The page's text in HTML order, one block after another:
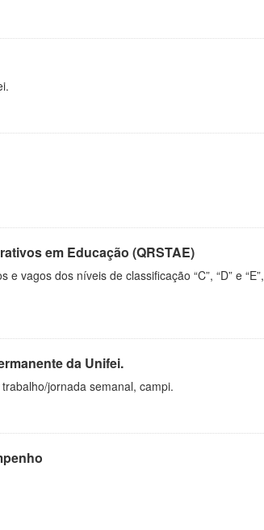
em Educação (QRSTAE)
vagos dos níveis de classificação “C”, “D” e “E”,
da Unifei.
jornada semanal, campi.